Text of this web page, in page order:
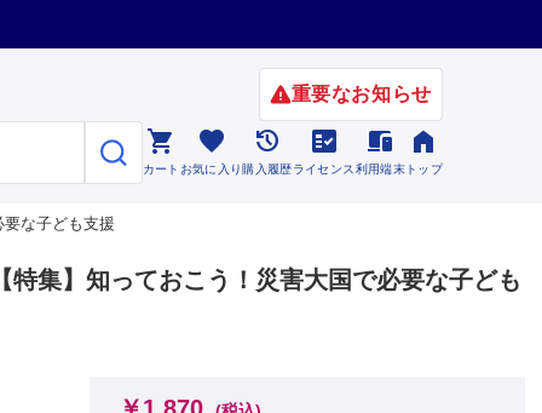
重要なお知らせ

カート

お気に入り

購入履歴

ライセンス

利用端末

トップ
な子ども支援
集】知っておこう！災害大国で必要な子ども